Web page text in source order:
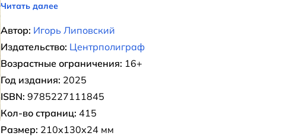
Читать далее
Автор: Игорь Липовский
Издательство: Центрполиграф
Возрастные ограничения: 16+
Год издания: 2025
ISBN: 9785227111845
Кол-во страниц: 415
Размер: 210х130х24 мм